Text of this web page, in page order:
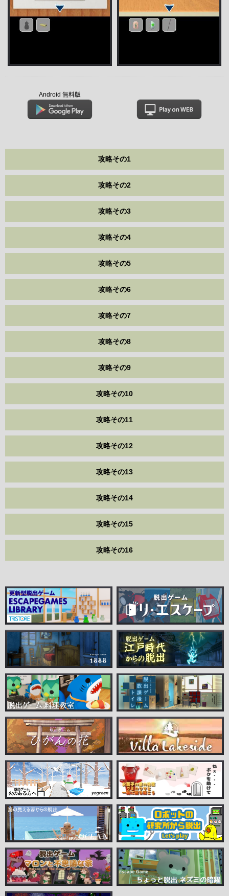
Android 無料版
攻略その1
攻略その2
攻略その3
攻略その4
攻略その5
攻略その6
攻略その7
攻略その8
攻略その9
攻略その10
攻略その11
攻略その12
攻略その13
攻略その14
攻略その15
攻略その16